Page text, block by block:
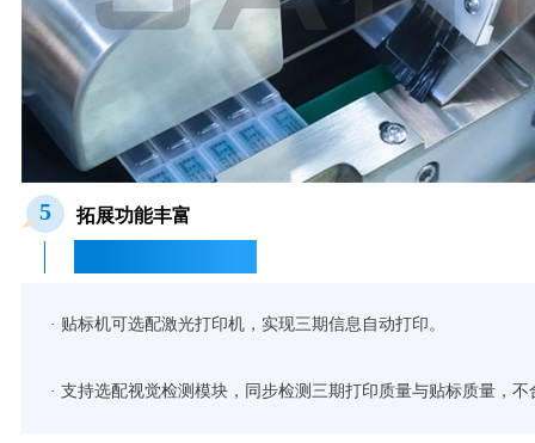
5 拓展功能丰富
· 贴标机可选配激光打印机，实现三期信息自动打印。
· 支持选配视觉检测模块，同步检测三期打印质量与贴标质量，